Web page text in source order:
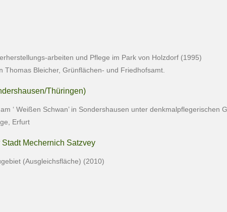
arbeiten und Pflege im Park von Holzdorf (1995)
Bleicher, Grünflächen- und Friedhofsamt.
Thüringen)
‘ Weißen Schwan’ in Sondershausen unter denkmalpflegerischen
Erfurt
Stadt Mechernich Satzvey
(Ausgleichsfläche) (2010)